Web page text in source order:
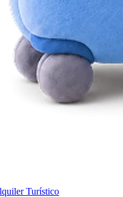
Turístico